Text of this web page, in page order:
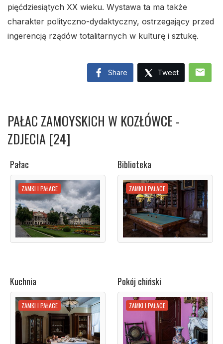
pięćdziesiątych XX wieku. Wystawa ta ma także
charakter polityczno-dydaktyczny, ostrzegający przed
ingerencją rządów totalitarnych w kulturę i sztukę.
Share Tweet mail
PAŁAC ZAMOYSKICH W KOZŁÓWCE -
ZDJECIA [24]
Pałac
ZAMKI I PAŁACE
Biblioteka
ZAMKI I PAŁACE
Kuchnia
ZAMKI I PAŁACE
Pokój chiński
ZAMKI I PAŁACE